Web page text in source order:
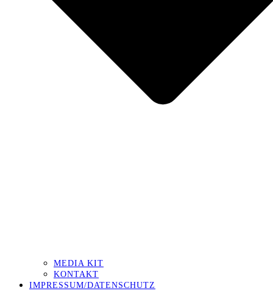
MEDIA KIT
KONTAKT
IMPRESSUM/DATENSCHUTZ